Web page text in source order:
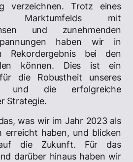
verzeichnen. Trotz eines
Marktumfelds mit
und zunehmenden
haben wir in
Rekordergebnis bei den
können. Dies ist ein
die Robustheit unseres
und die erfolgreiche
Strategie.
was wir im Jahr 2023 als
erreicht haben, und blicken
die Zukunft. Für das
darüber hinaus haben wir